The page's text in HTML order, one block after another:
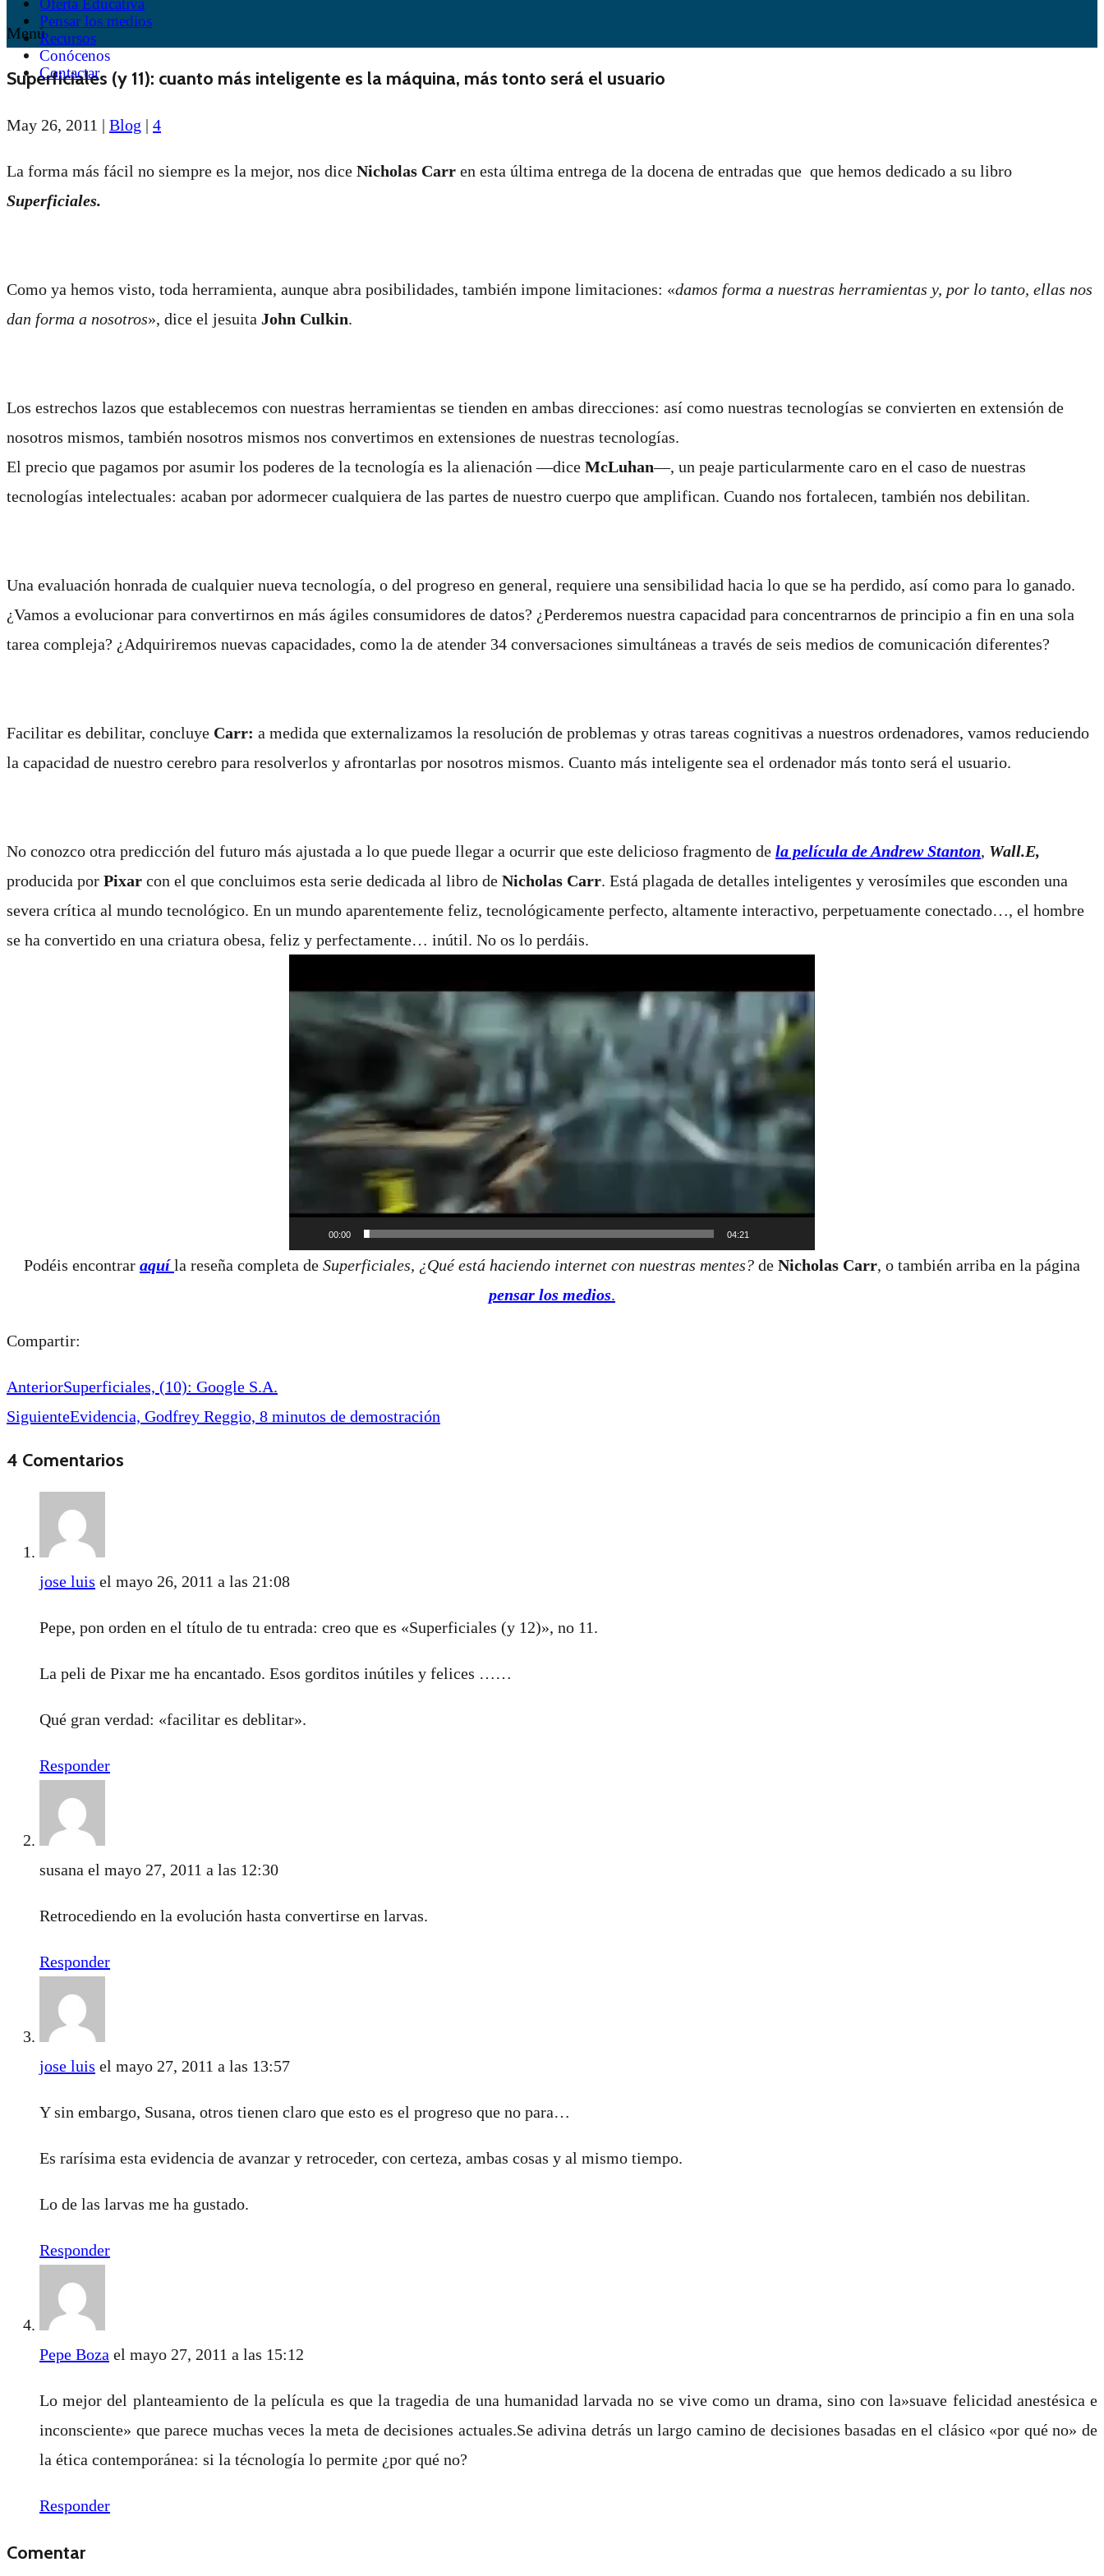
Pensar los medios
Recursos
Conócenos
Contactar
Menú
Superficiales (y 11): cuanto más inteligente es la máquina, más tonto será el usuario
May 26, 2011 | Blog | 4
La forma más fácil no siempre es la mejor, nos dice Nicholas Carr en esta última entrega de la docena de entradas que que hemos dedicado a su libro
Superficiales.
Como ya hemos visto, toda herramienta, aunque abra posibilidades, también impone limitaciones: «damos forma a nuestras herramientas y, por lo tanto, ellas nos
dan forma a nosotros», dice el jesuita John Culkin.
Los estrechos lazos que establecemos con nuestras herramientas se tienden en ambas direcciones: así como nuestras tecnologías se convierten en extensión de
nosotros mismos, también nosotros mismos nos convertimos en extensiones de nuestras tecnologías.
El precio que pagamos por asumir los poderes de la tecnología es la alienación ―dice McLuhan―, un peaje particularmente caro en el caso de nuestras
tecnologías intelectuales: acaban por adormecer cualquiera de las partes de nuestro cuerpo que amplifican. Cuando nos fortalecen, también nos debilitan.
Una evaluación honrada de cualquier nueva tecnología, o del progreso en general, requiere una sensibilidad hacia lo que se ha perdido, así como para lo ganado.
¿Vamos a evolucionar para convertirnos en más ágiles consumidores de datos? ¿Perderemos nuestra capacidad para concentrarnos de principio a fin en una sola
tarea compleja? ¿Adquiriremos nuevas capacidades, como la de atender 34 conversaciones simultáneas a través de seis medios de comunicación diferentes?
Facilitar es debilitar, concluye Carr: a medida que externalizamos la resolución de problemas y otras tareas cognitivas a nuestros ordenadores, vamos reduciendo
la capacidad de nuestro cerebro para resolverlos y afrontarlas por nosotros mismos. Cuanto más inteligente sea el ordenador más tonto será el usuario.
No conozco otra predicción del futuro más ajustada a lo que puede llegar a ocurrir que este delicioso fragmento de la película de Andrew Stanton, Wall.E,
producida por Pixar con el que concluimos esta serie dedicada al libro de Nicholas Carr. Está plagada de detalles inteligentes y verosímiles que esconden una
severa crítica al mundo tecnológico. En un mundo aparentemente feliz, tecnológicamente perfecto, altamente interactivo, perpetuamente conectado…, el hombre
se ha convertido en una criatura obesa, feliz y perfectamente… inútil. No os lo perdáis.
de
vídeo
00:00 04:21
Podéis encontrar aquí la reseña completa de Superficiales, ¿Qué está haciendo internet con nuestras mentes? de Nicholas Carr, o también arriba en la página
pensar los medios.
Compartir:
AnteriorSuperficiales, (10): Google S.A.
SiguienteEvidencia, Godfrey Reggio, 8 minutos de demostración
4 Comentarios
jose luis el mayo 26, 2011 a las 21:08
Pepe, pon orden en el título de tu entrada: creo que es «Superficiales (y 12)», no 11.
La peli de Pixar me ha encantado. Esos gorditos inútiles y felices ……
Qué gran verdad: «facilitar es deblitar».
Responder
susana el mayo 27, 2011 a las 12:30
Retrocediendo en la evolución hasta convertirse en larvas.
Responder
jose luis el mayo 27, 2011 a las 13:57
Y sin embargo, Susana, otros tienen claro que esto es el progreso que no para…
Es rarísima esta evidencia de avanzar y retroceder, con certeza, ambas cosas y al mismo tiempo.
Lo de las larvas me ha gustado.
Responder
Pepe Boza el mayo 27, 2011 a las 15:12
Lo mejor del planteamiento de la película es que la tragedia de una humanidad larvada no se vive como un drama, sino con la»suave felicidad anestésica e
inconsciente» que parece muchas veces la meta de decisiones actuales.Se adivina detrás un largo camino de decisiones basadas en el clásico «por qué no» de
la ética contemporánea: si la técnología lo permite ¿por qué no?
Responder
Comentar